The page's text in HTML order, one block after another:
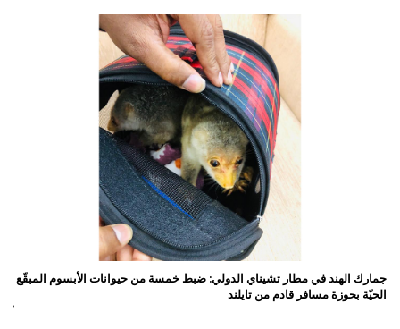
جمارك الهند في مطار تشيناي الدولي: ضبط خمسة من حيوانات الأبسوم المبقّع
الحيّة بحوزة مسافر قادم من تايلند